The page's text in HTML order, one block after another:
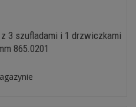
3 szufladami i 1 drzwiczkami
865.0201